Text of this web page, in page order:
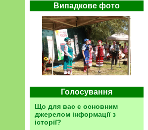
Випадкове фото
Голосування
Що для вас є основним
джерелом інформації з
історії?